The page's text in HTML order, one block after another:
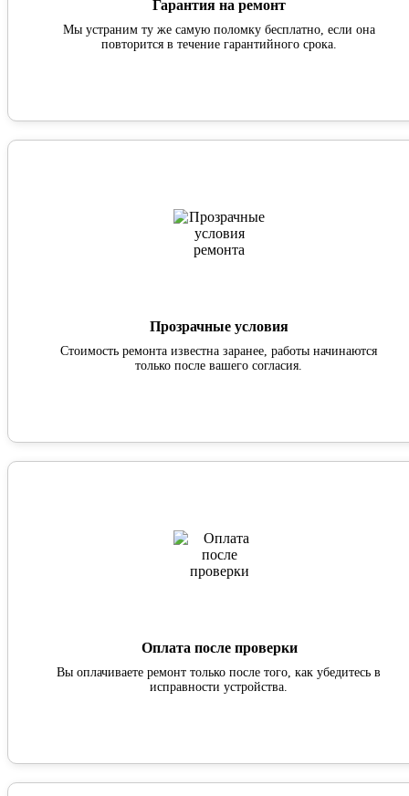
Гарантия на ремонт
Мы устраним ту же самую поломку бесплатно, если она
повторится в течение гарантийного срока.
Прозрачные условия
Стоимость ремонта известна заранее, работы начинаются
только после вашего согласия.
Оплата после проверки
Вы оплачиваете ремонт только после того, как убедитесь в
исправности устройства.